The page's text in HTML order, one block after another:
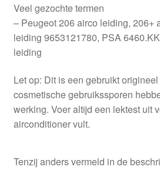
Veel gezochte termen
– Peugeot 206 airco leiding, 206+
leiding 9653121780, PSA
leiding
Let op: Dit is een gebruikt
cosmetische gebruikssporen
werking. Voer altijd een lektest uit
airconditioner vult.
Tenzij anders vermeld in de